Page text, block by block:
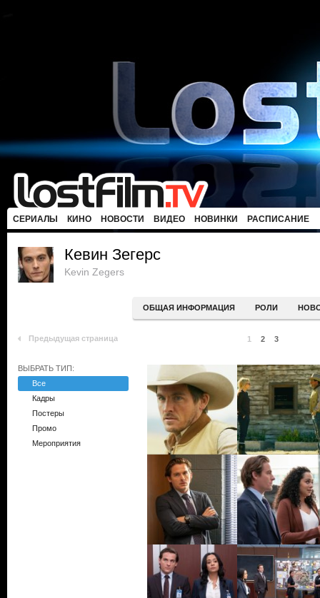
СЕРИАЛЫ КИНО НОВОСТИ ВИДЕО НОВИНКИ РАСПИСАНИЕ
Кевин Зегерс
Kevin Zegers
ОБЩАЯ ИНФОРМАЦИЯ РОЛИ
Предыдущая страница 1 2 3
ВЫБРАТЬ ТИП:
Все
Кадры
Постеры
Промо
Мероприятия